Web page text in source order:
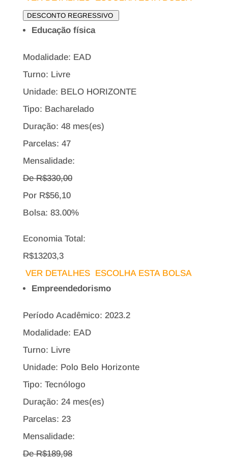
DESCONTO REGRESSIVO
Educação física
Modalidade: EAD
Turno: Livre
Unidade: BELO HORIZONTE
Tipo: Bacharelado
Duração: 48 mes(es)
Parcelas: 47
Mensalidade:
De R$330,00
Por R$56,10
Bolsa: 83.00%
Economia Total:
R$13203,3
VER DETALHES ESCOLHA ESTA BOLSA
Empreendedorismo
Período Acadêmico: 2023.2
Modalidade: EAD
Turno: Livre
Unidade: Polo Belo Horizonte
Tipo: Tecnólogo
Duração: 24 mes(es)
Parcelas: 23
Mensalidade:
De R$189,98